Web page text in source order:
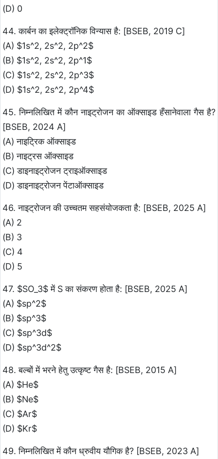
(D) 0
44. कार्बन का इलेक्ट्रॉनिक विन्यास है: [BSEB, 2019 C]
(A) $1s^2, 2s^2, 2p^2$
(B) $1s^2, 2s^2, 2p^1$
(C) $1s^2, 2s^2, 2p^3$
(D) $1s^2, 2s^2, 2p^4$
45. निम्नलिखित में कौन नाइट्रोजन का ऑक्साइड हँसानेवाला गैस है?
[BSEB, 2024 A]
(A) नाइट्रिक ऑक्साइड
(B) नाइट्रस ऑक्साइड
(C) डाइनाइट्रोजन ट्राइऑक्साइड
(D) डाइनाइट्रोजन पेंटाऑक्साइड
46. नाइट्रोजन की उच्चतम सहसंयोजकता है: [BSEB, 2025 A]
(A) 2
(B) 3
(C) 4
(D) 5
47. $SO_3$ में S का संकरण होता है: [BSEB, 2025 A]
(A) $sp^2$
(B) $sp^3$
(C) $sp^3d$
(D) $sp^3d^2$
48. बल्बों में भरने हेतु उत्कृष्ट गैस है: [BSEB, 2015 A]
(A) $He$
(B) $Ne$
(C) $Ar$
(D) $Kr$
49. निम्नलिखित में कौन ध्रुवीय यौगिक है? [BSEB, 2023 A]